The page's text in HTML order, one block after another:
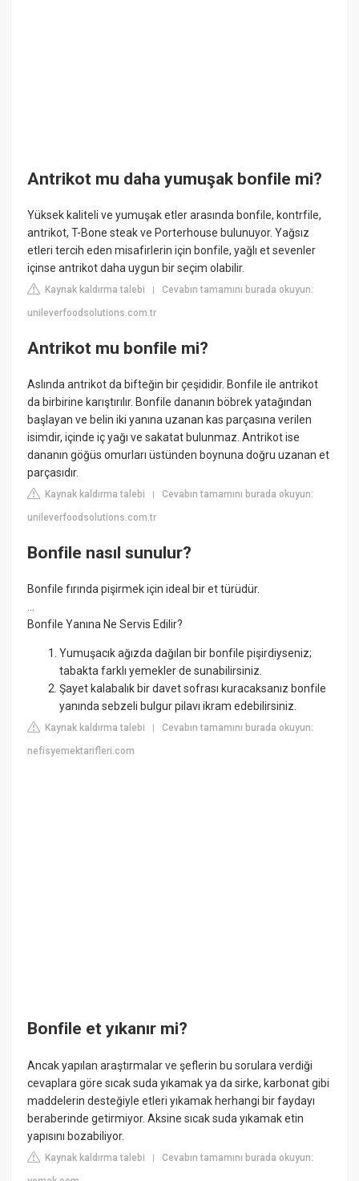
Antrikot mu daha yumuşak bonfile mi?
Yüksek kaliteli ve yumuşak etler arasında bonfile, kontrfile,
antrikot, T-Bone steak ve Porterhouse bulunuyor. Yağsız
etleri tercih eden misafirlerin için bonfile, yağlı et sevenler
içinse antrikot daha uygun bir seçim olabilir.
Kaynak kaldırma talebi |Cevabın tamamını burada okuyun:
unileverfoodsolutions.com.tr
Antrikot mu bonfile mi?
Aslında antrikot da bifteğin bir çeşididir. Bonfile ile antrikot
da birbirine karıştırılır. Bonfile dananın böbrek yatağından
başlayan ve belin iki yanına uzanan kas parçasına verilen
isimdir, içinde iç yağı ve sakatat bulunmaz. Antrikot ise
dananın göğüs omurları üstünden boynuna doğru uzanan et
parçasıdır.
Kaynak kaldırma talebi |Cevabın tamamını burada okuyun:
unileverfoodsolutions.com.tr
Bonfile nasıl sunulur?
Bonfile fırında pişirmek için ideal bir et türüdür.
Bonfile Yanına Ne Servis Edilir?
Yumuşacık ağızda dağılan bir bonfile pişirdiyseniz;
tabakta farklı yemekler de sunabilirsiniz.
Şayet kalabalık bir davet sofrası kuracaksanız bonfile
yanında sebzeli bulgur pilavı ikram edebilirsiniz.
Kaynak kaldırma talebi |Cevabın tamamını burada okuyun:
nefisyemektarifleri.com
Bonfile et yıkanır mi?
Ancak yapılan araştırmalar ve şeflerin bu sorulara verdiği
cevaplara göre sıcak suda yıkamak ya da sirke, karbonat gibi
maddelerin desteğiyle etleri yıkamak herhangi bir faydayı
beraberinde getirmiyor. Aksine sıcak suda yıkamak etin
yapısını bozabiliyor.
Kaynak kaldırma talebi |Cevabın tamamını burada okuyun: